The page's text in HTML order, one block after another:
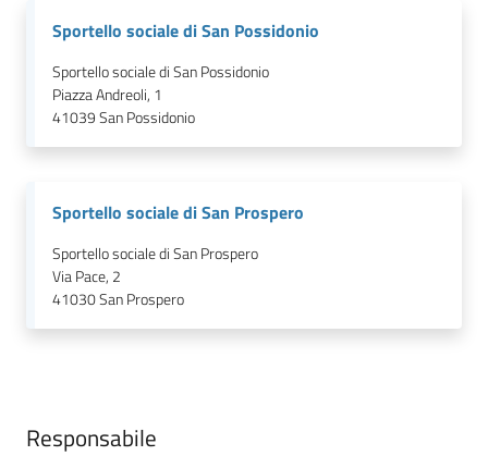
Sportello sociale di San Possidonio
Sportello sociale di San Possidonio
Piazza Andreoli, 1
41039San Possidonio
Sportello sociale di San Prospero
Sportello sociale di San Prospero
Via Pace, 2
41030San Prospero
Responsabile